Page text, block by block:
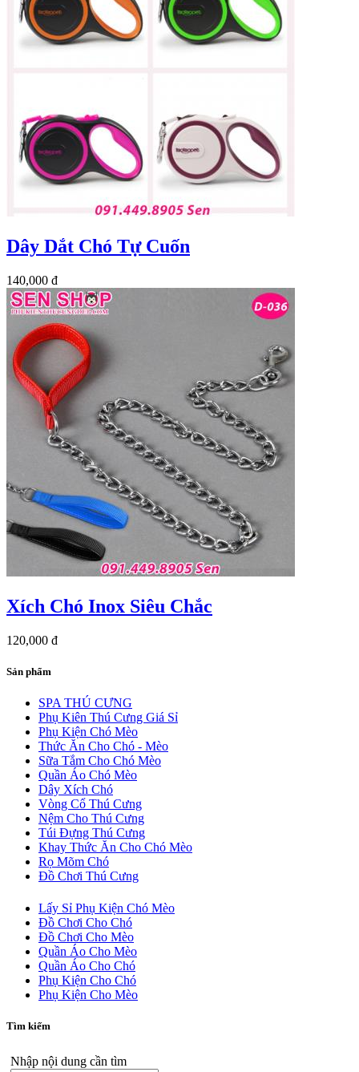
Dây Dắt Chó Tự Cuốn
140,000 đ
Xích Chó Inox Siêu Chắc
120,000 đ
Sản phẩm
SPA THÚ CƯNG
Phụ Kiên Thú Cưng Giá Sỉ
Phụ Kiện Chó Mèo
Thức Ăn Cho Chó - Mèo
Sữa Tắm Cho Chó Mèo
Quần Áo Chó Mèo
Dây Xích Chó
Vòng Cổ Thú Cưng
Nệm Cho Thú Cưng
Túi Đựng Thú Cưng
Khay Thức Ăn Cho Chó Mèo
Rọ Mõm Chó
Đồ Chơi Thú Cưng
Lấy Sỉ Phụ Kiện Chó Mèo
Đồ Chơi Cho Chó
Đồ Chơi Cho Mèo
Quần Áo Cho Mèo
Quần Áo Cho Chó
Phụ Kiện Cho Chó
Phụ Kiện Cho Mèo
Tìm kiếm
Nhập nội dung cần tìm